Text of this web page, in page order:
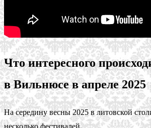
Что интересного
в Вильнюсе в апреле 2025
На середину весны 2025 в литовской
несколько фестивалей.